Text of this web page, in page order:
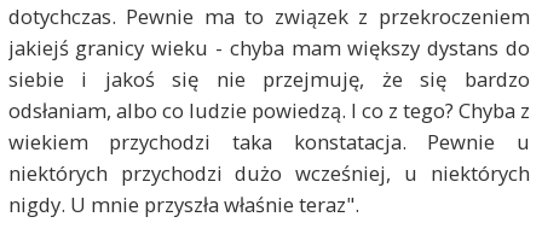
dotychczas. Pewnie ma to związek z przekroczeniem
jakiejś granicy wieku - chyba mam większy dystans do
siebie i jakoś się nie przejmuję, że się bardzo
odsłaniam, albo co ludzie powiedzą. I co z tego? Chyba z
wiekiem przychodzi taka konstatacja. Pewnie u
niektórych przychodzi dużo wcześniej, u niektórych
nigdy. U mnie przyszła właśnie teraz".